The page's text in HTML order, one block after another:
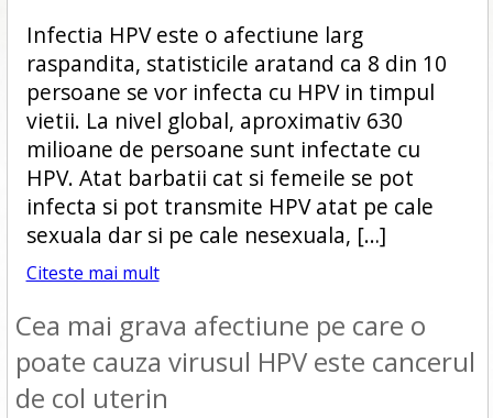
Infectia HPV este o afectiune larg
raspandita, statisticile aratand ca 8 din 10
persoane se vor infecta cu HPV in timpul
vietii. La nivel global, aproximativ 630
milioane de persoane sunt infectate cu
HPV. Atat barbatii cat si femeile se pot
infecta si pot transmite HPV atat pe cale
sexuala dar si pe cale nesexuala, […]
Citeste mai mult
Cea mai grava afectiune pe care o
poate cauza virusul HPV este cancerul
de col uterin